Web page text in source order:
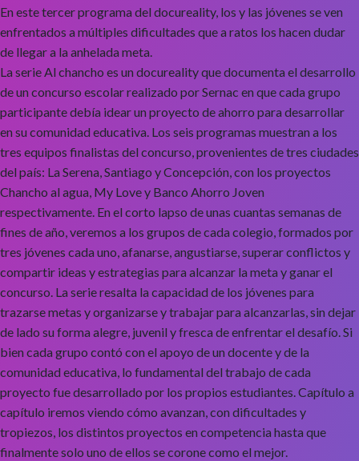
En este tercer programa del docureality, los y las jóvenes se ven
enfrentados a múltiples dificultades que a ratos los hacen dudar
de llegar a la anhelada meta.
La serie Al chancho es un docureality que documenta el desarrollo
de un concurso escolar realizado por Sernac en que cada grupo
participante debía idear un proyecto de ahorro para desarrollar
en su comunidad educativa. Los seis programas muestran a los
tres equipos finalistas del concurso, provenientes de tres ciudades
del país: La Serena, Santiago y Concepción, con los proyectos
Chancho al agua, My Love y Banco Ahorro Joven
respectivamente. En el corto lapso de unas cuantas semanas de
fines de año, veremos a los grupos de cada colegio, formados por
tres jóvenes cada uno, afanarse, angustiarse, superar conflictos y
compartir ideas y estrategias para alcanzar la meta y ganar el
concurso. La serie resalta la capacidad de los jóvenes para
trazarse metas y organizarse y trabajar para alcanzarlas, sin dejar
de lado su forma alegre, juvenil y fresca de enfrentar el desafío. Si
bien cada grupo contó con el apoyo de un docente y de la
comunidad educativa, lo fundamental del trabajo de cada
proyecto fue desarrollado por los propios estudiantes. Capítulo a
capítulo iremos viendo cómo avanzan, con dificultades y
tropiezos, los distintos proyectos en competencia hasta que
finalmente solo uno de ellos se corone como el mejor.